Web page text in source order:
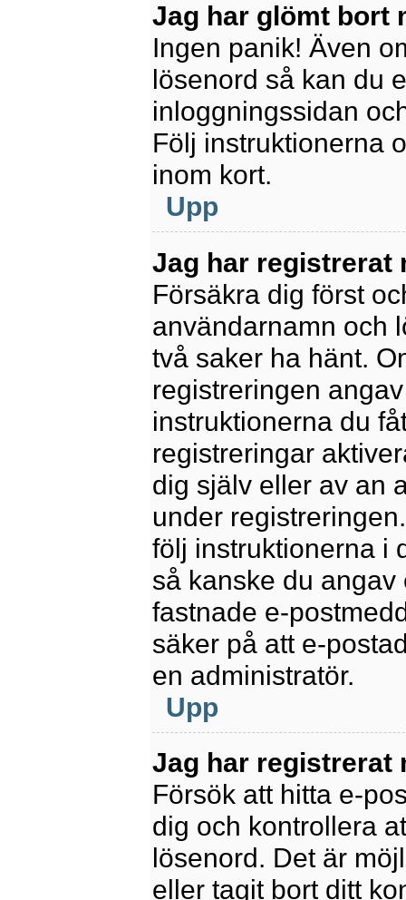
Jag har glömt bort
Ingen panik! Även
lösenord så kan du
inloggningssidan
Följ instruktionerna
inom kort.
Upp
Jag har registrerat
Försäkra dig först
användarnamn och
två saker ha hänt.
registreringen
instruktionerna du
registreringar
dig själv eller av an
under
följ instruktionerna i
så kanske du
fastnade e-
säker på att e-
en administratör.
Upp
Jag har registrerat
Försök att hitta e-
dig och kontrollera
lösenord. Det är
eller tagit bort ditt